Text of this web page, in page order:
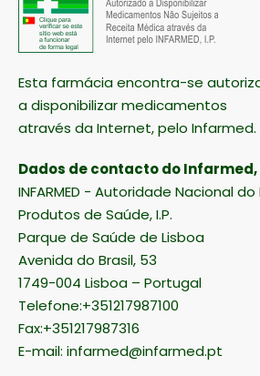
Esta farmácia encontra-se
a disponibilizar medicamentos
através da Internet, pelo Infarmed.
Dados de contacto do Infarmed,
INFARMED - Autoridade Nacional
Produtos de Saúde, I.P.
Parque de Saúde de Lisboa
Avenida do Brasil, 53
1749-004 Lisboa – Portugal
Telefone:+351217987100
Fax:+351217987316
E-mail: infarmed@infarmed.pt